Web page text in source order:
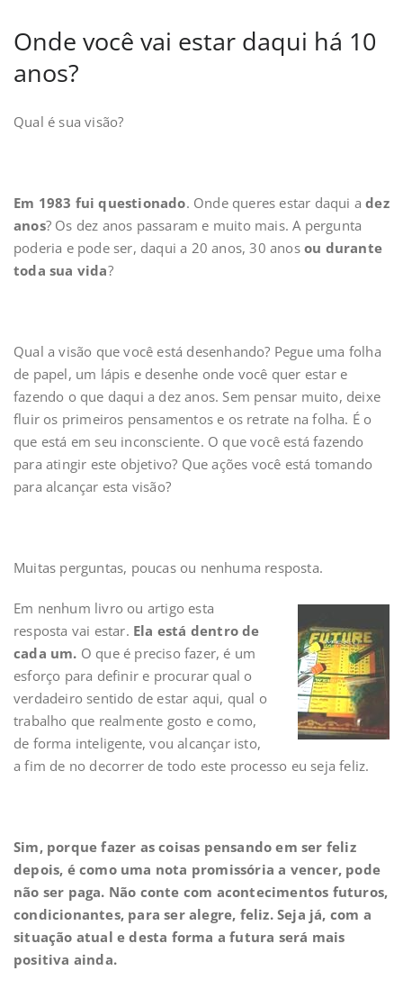
Onde você vai estar daqui há 10
anos?
Qual é sua visão?
Em 1983 fui questionado. Onde queres estar daqui a dez
anos? Os dez anos passaram e muito mais. A pergunta
poderia e pode ser, daqui a 20 anos, 30 anosou durante
toda sua vida?
Qual a visão que você está desenhando? Pegue uma folha
de papel, um lápis e desenhe onde você quer estar e
fazendo o que daqui a dez anos. Sem pensar muito, deixe
fluir os primeiros pensamentos e os retrate na folha. É o
que está em seu inconsciente. O que você está fazendo
para atingir este objetivo? Que ações você está tomando
para alcançar esta visão?
Muitas perguntas, poucas ou nenhuma resposta.
Em nenhum livro ou artigo esta
resposta vai estar. Ela está dentro de
cada um. O que é preciso fazer, é um
esforço para definir e procurar qual o
verdadeiro sentido de estar aqui, qual o
trabalho que realmente gosto e como,
de forma inteligente, vou alcançar isto,
a fim de no decorrer de todo este processo eu seja feliz.
Sim, porque fazer as coisas pensando em ser feliz
depois, é como uma nota promissória a vencer, pode
não ser paga. Não conte com acontecimentos futuros,
condicionantes, para ser alegre, feliz. Seja já, com a
situação atual e desta forma a futura será mais
positiva ainda.